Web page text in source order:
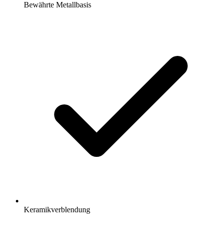
Bewährte Metallbasis
Keramikverblendung